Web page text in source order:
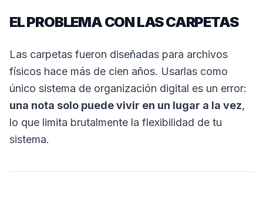
EL PROBLEMA CON LAS CARPETAS
Las carpetas fueron diseñadas para archivos
físicos hace más de cien años. Usarlas como
único sistema de organización digital es un error:
una nota solo puede vivir en un lugar a la vez,
lo que limita brutalmente la flexibilidad de tu
sistema.